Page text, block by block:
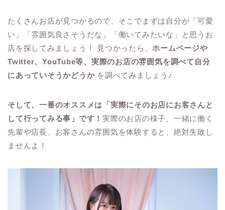
たくさんお店が見つかるので、そこでまずは自分が「可愛
い」「雰囲気良さそうだな」「働いてみたいな」と思うお
店を探してみましょう！ 見つかったら、ホームページや
Twitter、YouTube等、実際のお店の雰囲気を調べて自分
にあっていそうかどうかを調べてみましょう♪
そして、一番のオススメは「実際にそのお店にお客さんと
して行ってみる事」です！実際のお店の様子、一緒に働く
先輩や店長、お客さんの雰囲気を体験すると、絶対失敗し
ませんよ！